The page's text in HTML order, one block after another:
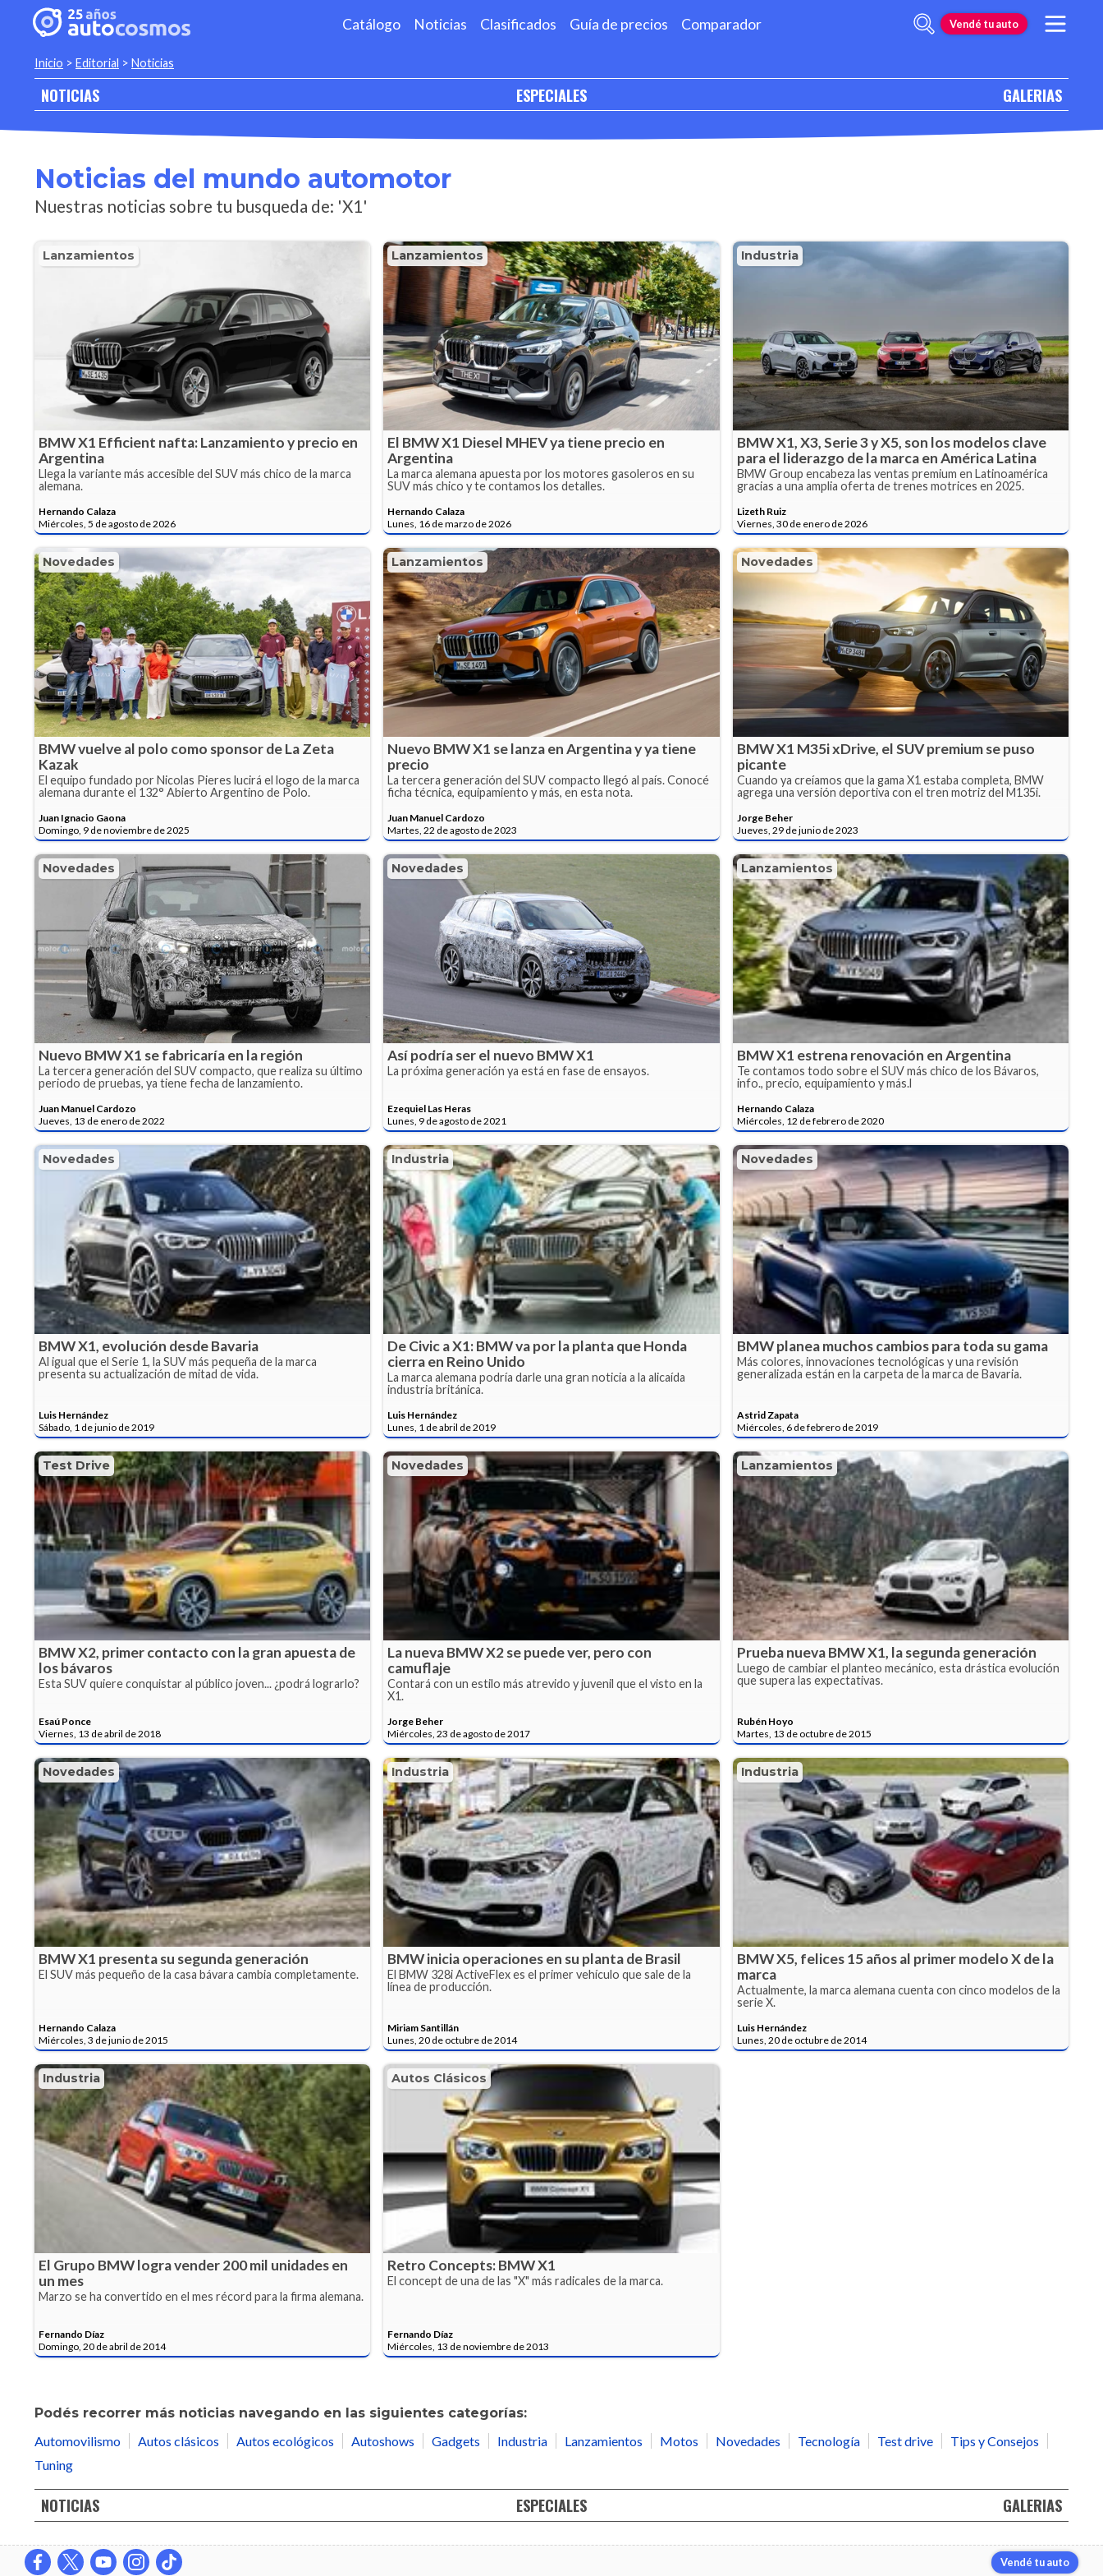
Catálogo Noticias Clasificados Guía de precios Comparador Vendé tu auto
Inicio > Editorial > Noticias
NOTICIAS ESPECIALES GALERIAS
Noticias del mundo automotor
Nuestras noticias sobre tu busqueda de: 'X1'
Lanzamientos
BMW X1 Efficient nafta: Lanzamiento y precio en
Argentina
Llega la variante más accesible del SUV más chico de la marca
alemana.
Hernando Calaza
Miércoles, 5 de agosto de 2026
Lanzamientos
El BMW X1 Diesel MHEV ya tiene precio en
Argentina
La marca alemana apuesta por los motores gasoleros en su
SUV más chico y te contamos los detalles.
Hernando Calaza
Lunes, 16 de marzo de 2026
Industria
BMW X1, X3, Serie 3 y X5, son los modelos clave
para el liderazgo de la marca en América Latina
BMW Group encabeza las ventas premium en Latinoamérica
gracias a una amplia oferta de trenes motrices en 2025.
Lizeth Ruiz
Viernes, 30 de enero de 2026
Novedades
BMW vuelve al polo como sponsor de La Zeta
Kazak
El equipo fundado por Nicolas Pieres lucirá el logo de la marca
alemana durante el 132° Abierto Argentino de Polo.
Juan Ignacio Gaona
Domingo, 9 de noviembre de 2025
Lanzamientos
Nuevo BMW X1 se lanza en Argentina y ya tiene
precio
La tercera generación del SUV compacto llegó al país. Conocé
ficha técnica, equipamiento y más, en esta nota.
Juan Manuel Cardozo
Martes, 22 de agosto de 2023
Novedades
BMW X1 M35i xDrive, el SUV premium se puso
picante
Cuando ya creíamos que la gama X1 estaba completa, BMW
agrega una versión deportiva con el tren motriz del M135i.
Jorge Beher
Jueves, 29 de junio de 2023
Novedades
Nuevo BMW X1 se fabricaría en la región
La tercera generación del SUV compacto, que realiza su último
periodo de pruebas, ya tiene fecha de lanzamiento.
Juan Manuel Cardozo
Jueves, 13 de enero de 2022
Novedades
Así podría ser el nuevo BMW X1
La próxima generación ya está en fase de ensayos.
Ezequiel Las Heras
Lunes, 9 de agosto de 2021
Lanzamientos
BMW X1 estrena renovación en Argentina
Te contamos todo sobre el SUV más chico de los Bávaros,
info., precio, equipamiento y más.l
Hernando Calaza
Miércoles, 12 de febrero de 2020
Novedades
BMW X1, evolución desde Bavaria
Al igual que el Serie 1, la SUV más pequeña de la marca
presenta su actualización de mitad de vida.
Luis Hernández
Sábado, 1 de junio de 2019
Industria
De Civic a X1: BMW va por la planta que Honda
cierra en Reino Unido
La marca alemana podría darle una gran noticia a la alicaída
industria británica.
Luis Hernández
Lunes, 1 de abril de 2019
Novedades
BMW planea muchos cambios para toda su gama
Más colores, innovaciones tecnológicas y una revisión
generalizada están en la carpeta de la marca de Bavaria.
Astrid Zapata
Miércoles, 6 de febrero de 2019
Test Drive
BMW X2, primer contacto con la gran apuesta de
los bávaros
Esta SUV quiere conquistar al público joven... ¿podrá lograrlo?
Esaú Ponce
Viernes, 13 de abril de 2018
Novedades
La nueva BMW X2 se puede ver, pero con
camuflaje
Contará con un estilo más atrevido y juvenil que el visto en la
X1.
Jorge Beher
Miércoles, 23 de agosto de 2017
Lanzamientos
Prueba nueva BMW X1, la segunda generación
Luego de cambiar el planteo mecánico, esta drástica evolución
que supera las expectativas.
Rubén Hoyo
Martes, 13 de octubre de 2015
Novedades
BMW X1 presenta su segunda generación
El SUV más pequeño de la casa bávara cambia completamente.
Hernando Calaza
Miércoles, 3 de junio de 2015
Industria
BMW inicia operaciones en su planta de Brasil
El BMW 328i ActiveFlex es el primer vehículo que sale de la
línea de producción.
Miriam Santillán
Lunes, 20 de octubre de 2014
Industria
BMW X5, felices 15 años al primer modelo X de la
marca
Actualmente, la marca alemana cuenta con cinco modelos de la
serie X.
Luis Hernández
Lunes, 20 de octubre de 2014
Industria
El Grupo BMW logra vender 200 mil unidades en
un mes
Marzo se ha convertido en el mes récord para la firma alemana.
Fernando Díaz
Domingo, 20 de abril de 2014
Autos Clásicos
Retro Concepts: BMW X1
El concept de una de las "X" más radicales de la marca.
Fernando Díaz
Miércoles, 13 de noviembre de 2013
Podés recorrer más noticias navegando en las siguientes categorías:
Automovilismo
Autos clásicos Autos ecológicos Autoshows Gadgets Industria Lanzamientos Motos Novedades Tecnología Test drive
Tips y Consejos
Tuning
NOTICIAS ESPECIALES GALERIAS
Vendé tu auto